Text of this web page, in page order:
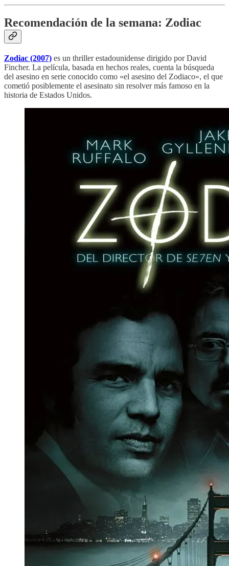
Recomendación de la semana: Zodiac
Zodiac (2007) es un thriller estadounidense dirigido por David
Fincher. La película, basada en hechos reales, cuenta la búsqueda
del asesino en serie conocido como «el asesino del Zodiaco», el que
cometió posiblemente el asesinato sin resolver más famoso en la
historia de Estados Unidos.